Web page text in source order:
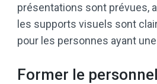
présentations sont prévues,
les supports visuels sont
pour les personnes ayant
Former le personnel